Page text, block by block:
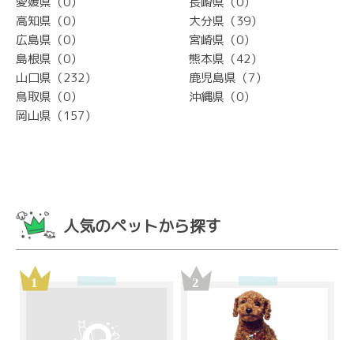
高知県（0）
広島県（0）
島根県（0）
山口県（232）
鳥取県（0）
岡山県（157）
大分県（39）
宮崎県（0）
熊本県（42）
鹿児島県（7）
沖縄県（0）
人気のペットから探す